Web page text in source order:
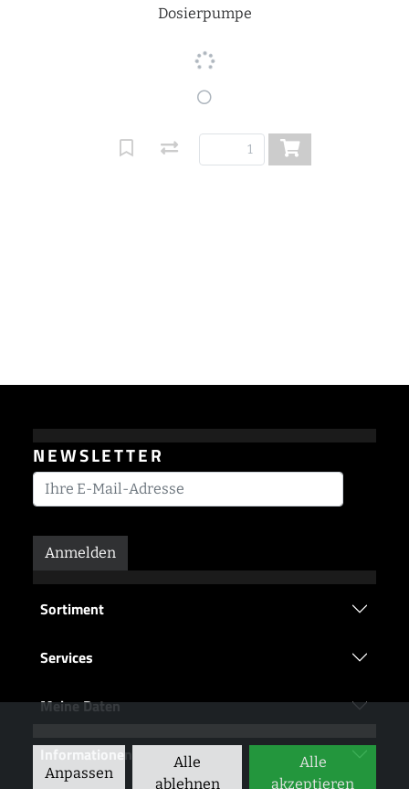
Dosierpumpe
NEWSLETTER
Anmelden
Sortiment
Services
Meine Daten
Informationen
Anpassen
Alle
ablehnen
Alle
akzeptieren